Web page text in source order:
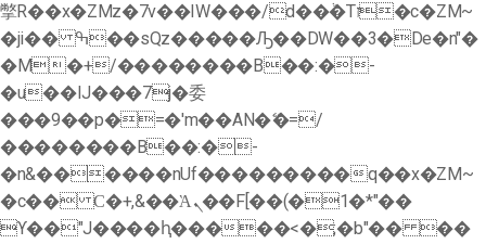
撆R��x�ZMz�7v��IW���/d��ٞ�Тז�c�ZM~
�ji�� ߒ��sQz�����Ԡ��DW��3�De�n"�
�M�+/��������B��:�-
�u��IJ���7j�委
���9��p�=�'m��AN�ޭ�=/
��������B��:�-
�n&������nUf���������q��x�ZM~
�c�� Ϲ�+,&��Ὰܢ��F[��(�1�*"��
ϒ��"J����ԧ�����<�;�b"�� ��